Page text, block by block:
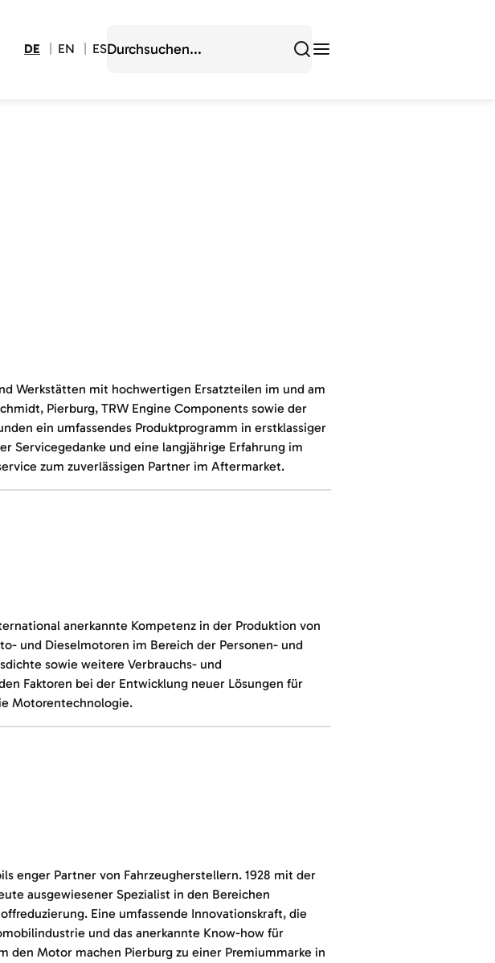
DE EN ES
Werkstätten mit hochwertigen Ersatzteilen im und am
Pierburg, TRW Engine Components sowie der
ein umfassendes Produktprogramm in erstklassiger
Servicegedanke und eine langjährige Erfahrung im
zum zuverlässigen Partner im Aftermarket.
anerkannte Kompetenz in der Produktion von
und Dieselmotoren im Bereich der Personen- und
sowie weitere Verbrauchs- und
Faktoren bei der Entwicklung neuer Lösungen für
Motorentechnologie.
enger Partner von Fahrzeugherstellern. 1928 mit der
ausgewiesener Spezialist in den Bereichen
Eine umfassende Innovationskraft, die
und das anerkannte Know-how für
den Motor machen Pierburg zu einer Premiummarke in